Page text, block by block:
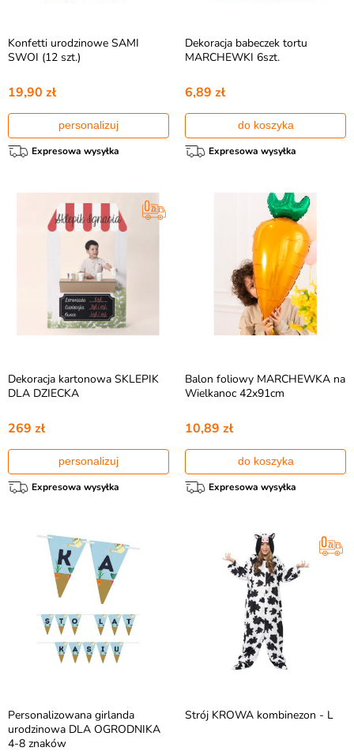
Konfetti urodzinowe SAMI
SWOI (12 szt.)
19,90 zł
personalizuj
Expresowa wysyłka
Dekoracja babeczek tortu
MARCHEWKI 6szt.
6,89 zł
do koszyka
Expresowa wysyłka
Dekoracja kartonowa SKLEPIK
DLA DZIECKA
269 zł
personalizuj
Expresowa wysyłka
Balon foliowy MARCHEWKA na
Wielkanoc 42x91cm
10,89 zł
do koszyka
Expresowa wysyłka
Personalizowana girlanda
urodzinowa DLA OGRODNIKA
4-8 znaków
Strój KROWA kombinezon - L